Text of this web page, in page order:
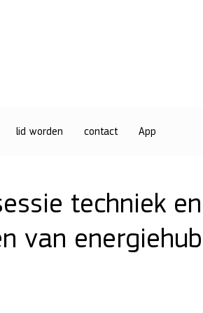
lid worden contact App
techniek en
van